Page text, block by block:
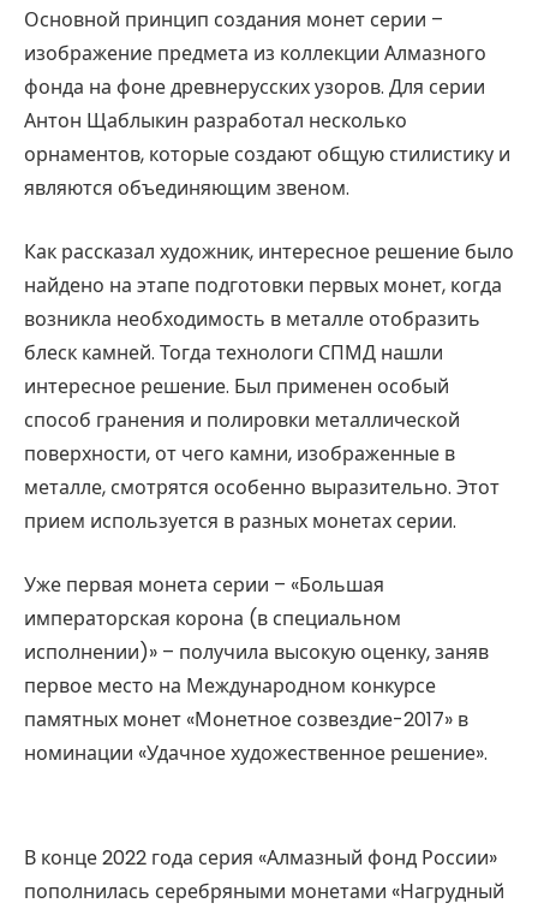
Основной принцип создания монет серии –
изображение предмета из коллекции Алмазного
фонда на фоне древнерусских узоров. Для серии
Антон Щаблыкин разработал несколько
орнаментов, которые создают общую стилистику и
являются объединяющим звеном.
Как рассказал художник, интересное решение было
найдено на этапе подготовки первых монет, когда
возникла необходимость в металле отобразить
блеск камней. Тогда технологи СПМД нашли
интересное решение. Был применен особый
способ гранения и полировки металлической
поверхности, от чего камни, изображенные в
металле, смотрятся особенно выразительно. Этот
прием используется в разных монетах серии.
Уже первая монета серии – «Большая
императорская корона (в специальном
исполнении)» – получила высокую оценку, заняв
первое место на Международном конкурсе
памятных монет «Монетное созвездие-2017» в
номинации «Удачное художественное решение».
В конце 2022 года серия «Алмазный фонд России»
пополнилась серебряными монетами «Нагрудный